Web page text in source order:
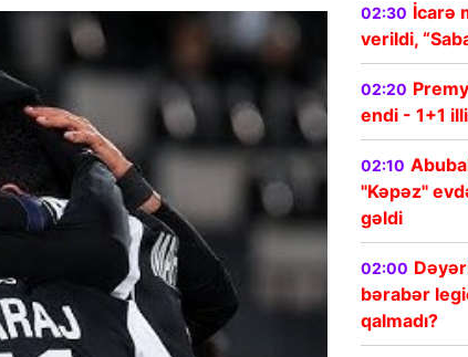
02:30 İcarə
verildi,
02:20
endi - 1+1
02:10
"Kəpəz"
gəldi
02:00
bərabər
qalmadı?